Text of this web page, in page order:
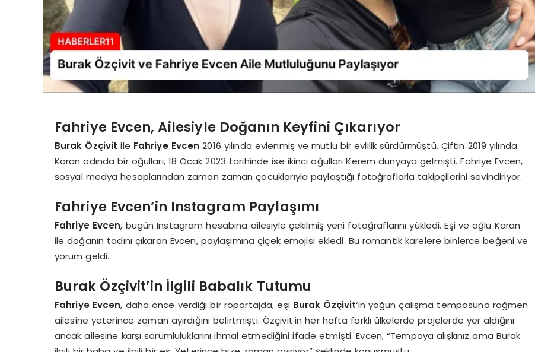
Fahriye Evcen, Ailesiyle Doğanın Keyfini Çıkarıyor
Burak Özçivit ile Fahriye Evcen 2016 yılında evlenmiş ve mutlu bir evlilik sürdürmüştü. Çiftin 2019 yılında
Karan adında bir oğulları, 18 Ocak 2023 tarihinde ise ikinci oğulları Kerem dünyaya gelmişti. Fahriye Evcen,
sosyal medya hesaplarından zaman zaman çocuklarıyla paylaştığı fotoğraflarla takipçilerini sevindiriyor.
Fahriye Evcen’in Instagram Paylaşımı
Fahriye Evcen, bugün Instagram hesabına ailesiyle çekilmiş yeni fotoğraflarını yükledi. Eşi ve oğlu Karan
ile doğanın tadını çıkaran Evcen, paylaşımına çiçek emojisi ekledi. Bu romantik karelere binlerce beğeni ve
yorum geldi.
Burak Özçivit’in İlgili Babalık Tutumu
Fahriye Evcen, daha önce verdiği bir röportajda, eşi Burak Özçivit‘in yoğun çalışma temposuna rağmen
ailesine yeterince zaman ayırdığını belirtmişti. Özçivit’in her hafta farklı ülkelerde projelerde yer aldığını
ancak ailesine karşı sorumluluklarını ihmal etmediğini ifade etmişti. Evcen, “Tempoya alışkınız ama Burak